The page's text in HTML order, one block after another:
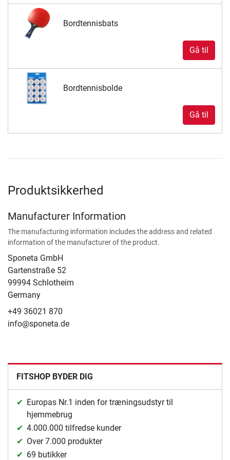
Bordtennisbats
Gå til
Bordtennisbolde
Gå til
Produktsikkerhed
Manufacturer Information
The manufacturing information includes the address and related
information of the manufacturer of the product.
Sponeta GmbH
Gartenstraße 52
99994 Schlotheim
Germany
+49 36021 870
info@sponeta.de
FITSHOP BYDER DIG
Europas Nr.1 inden for træningsudstyr til
hjemmebrug
4.000.000 tilfredse kunder
Over 7.000 produkter
69 butikker